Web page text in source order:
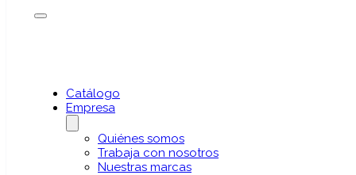
Catálogo
Empresa
Quiénes somos
Trabaja con nosotros
Nuestras marcas